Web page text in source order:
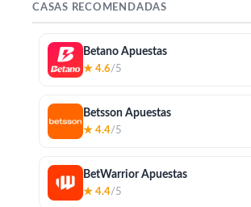
CASAS RECOMENDADAS
Betano Apuestas
★ 4.6/5
Betsson Apuestas
★ 4.4/5
BetWarrior Apuestas
★ 4.4/5